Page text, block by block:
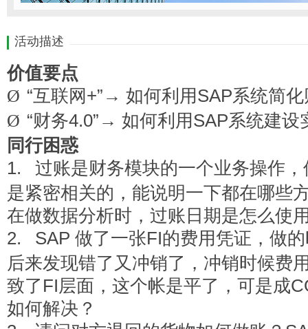
活动描述
价值要点
Ø “互联网+”→ 如何利用SAP系统简
Ø “财务4.0”→ 如何利用SAP系统建
同行困惑
1.
过账是财务模块的一个业务操作
是紧密相关的，能说明一下都在哪些
在做数据分析时，过账日期是怎么使
2.
SAP 做了一张FI的费用凭证，做
后来发现错了又冲销了，冲销时候费
致了FI层面，这个帐是平了，可是成
如何解决？